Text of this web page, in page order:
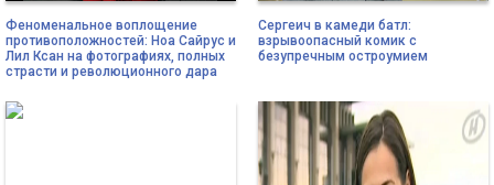
Феноменальное воплощение
противоположностей: Ноа Сайрус и
Лил Ксан на фотографиях, полных
страсти и революционного дара
Сергеич в камеди батл:
взрывоопасный комик с
безупречным остроумием